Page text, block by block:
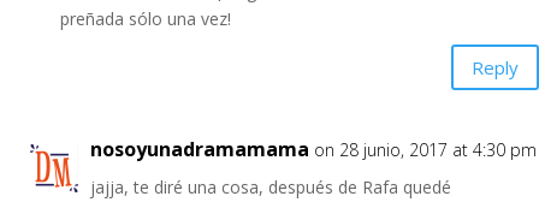
preñada sólo una vez!
Reply
nosoyunadramamama on 28 junio, 2017 at 4:30 pm
jajja, te diré una cosa, después de Rafa quedé